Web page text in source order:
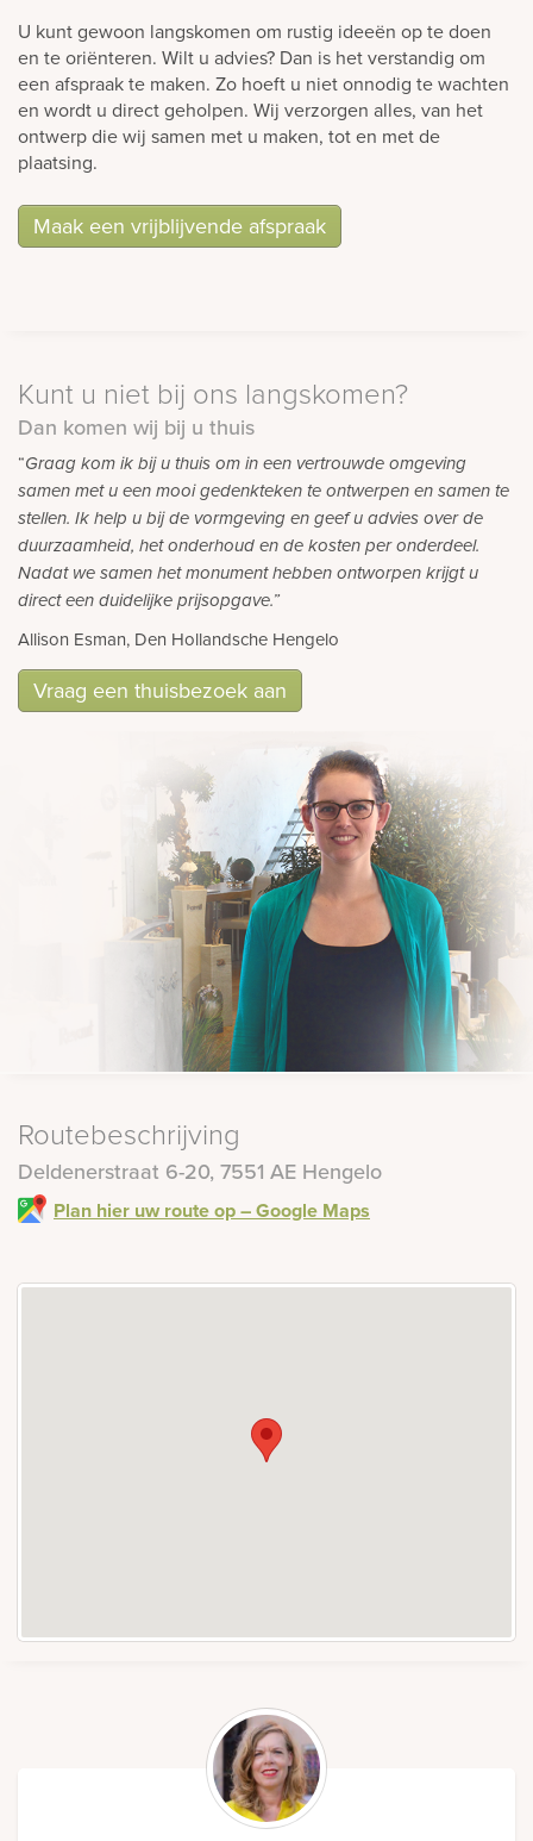
U kunt gewoon langskomen om rustig ideeën op te doen
en te oriënteren. Wilt u advies? Dan is het verstandig om
een afspraak te maken. Zo hoeft u niet onnodig te wachten
en wordt u direct geholpen. Wij verzorgen alles, van het
ontwerp die wij samen met u maken, tot en met de
plaatsing.
Maak een vrijblijvende afspraak
Kunt u niet bij ons langskomen?
Dan komen wij bij u thuis
“Graag kom ik bij u thuis om in een vertrouwde omgeving
samen met u een mooi gedenkteken te ontwerpen en samen te
stellen. Ik help u bij de vormgeving en geef u advies over de
duurzaamheid, het onderhoud en de kosten per onderdeel.
Nadat we samen het monument hebben ontworpen krijgt u
direct een duidelijke prijsopgave.”
Allison Esman, Den Hollandsche Hengelo
Vraag een thuisbezoek aan
Routebeschrijving
Deldenerstraat 6-20, 7551 AE Hengelo
Plan hier uw route op – Google Maps